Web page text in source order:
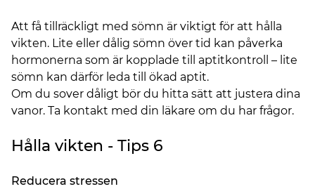
Att få tillräckligt med sömn är viktigt för att hålla
vikten. Lite eller dålig sömn över tid kan påverka
hormonerna som är kopplade till aptitkontroll – lite
sömn kan därför leda till ökad aptit.
Om du sover dåligt bör du hitta sätt att justera dina
vanor. Ta kontakt med din läkare om du har frågor.
Hålla vikten - Tips 6
Reducera stressen